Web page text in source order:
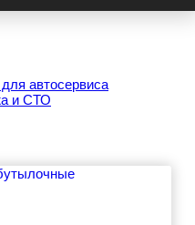
автосервиса
и СТО